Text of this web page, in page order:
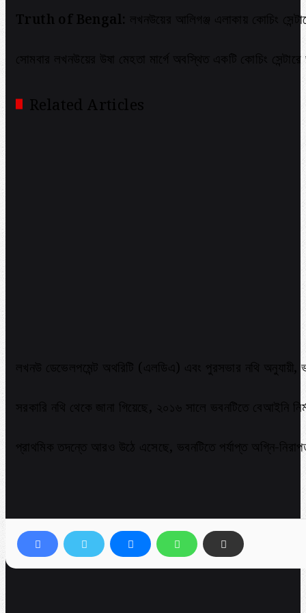
Truth of Bengal: লখনউয়ের আলিগঞ্জ এলাকায় কোচিং
সোমবার লখনউয়ের উষা মেহতা মার্গে অবস্থিত একটি কোচিং
Related Articles
লখনউ ডেভেলপমেন্ট অথরিটি (এলডিএ) এবং পুরসভার নথি
সরকারি নথি থেকে জানা গিয়েছে, ২০১৬ সালে ভবনটিতে বেআইনি
প্রাথমিক তদন্তে আরও উঠে এসেছে, ভবনটিতে পর্যাপ্ত অগ্নি-